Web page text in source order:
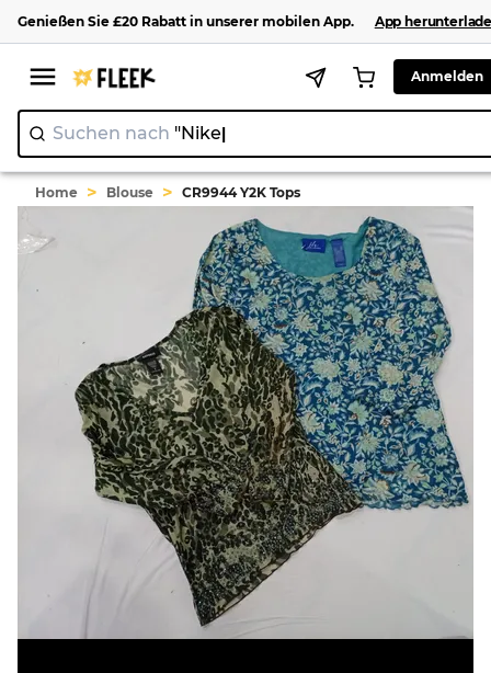
Genießen Sie £20 Rabatt in unserer mobilen App. App
Anmelden
Suchen nach "Nike"
Home > Blouse > CR9944 Y2K Tops